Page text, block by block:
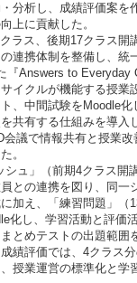
分析し、成績評価案
上に貢献した。
クラス、後期17クラス
連携体制を整備し、
『Answers to
イクルが機能する授業
、中間試験をMoodle
共有する仕組みを導
議で情報共有と授業
。
シュ」（前期4クラス
との連携を図り、同
加え、「練習問題」
化し、学習活動と評価
まとめテストの出題範
績評価では、4クラス
授業運営の標準化と